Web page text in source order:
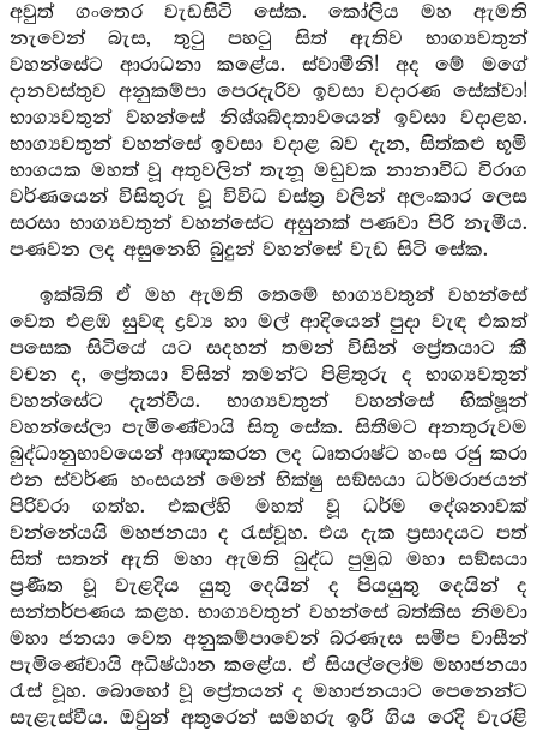
අවුත් ගංතෙර වැඩසිටි සේක. කෝලිය මහ ඇමති
නැවෙන් බැස, තුටු පහටු සිත් ඇතිව භාග්‍යවතුන්
වහන්සේට ආරාධනා කළේය. ස්වාමීනි! අද මේ මගේ
දානවස්තුව අනුකම්පා පෙරදැරිව ඉවසා වදාරණ සේක්වා!
භාග්‍යවතුන් වහන්සේ නිශ්ශබ්දතාවයෙන් ඉවසා වදාළහ.
භාග්‍යවතුන් වහන්සේ ඉවසා වදාළ බව දැන, සිත්කළු භූමි
භාගයක මහත් වූ අතුවලින් තැනූ මඩුවක නානාවිධ විරාග
වර්ණයෙන් විසිතුරු වූ විවිධ වස්ත්‍ර වලින් අලංකාර ලෙස
සරසා භාග්‍යවතුන් වහන්සේට අසුනක් පණවා පිරි නැමීය.
පණවන ලද අසුනෙහි බුදුන් වහන්සේ වැඩ සිටි සේක.
ඉක්බිති ඒ මහ ඇමති තෙමේ භාග්‍යවතුන් වහන්සේ
වෙත එළඹ සුවඳ ද්‍රව්‍ය හා මල් ආදියෙන් පුදා වැඳ එකත්
පසෙක සිටියේ යට සදහන් තමන් විසින් ප්‍රේතයාට කී
වචන ද, ප්‍රේතයා විසින් තමන්ට පිළිතුරු ද භාග්‍යවතුන්
වහන්සේට දැන්වීය. භාග්‍යවතුන් වහන්සේ භික්ෂූන්
වහන්සේලා පැමිණේවායි සිතූ සේක. සිතීමට අනතුරුවම
බුද්ධානුභාවයෙන් ආඥාකරන ලද ධෘතරාෂ්ට හංස රජු කරා
එන ස්වර්ණ හංසයන් මෙන් භික්ෂු සඞ්ඝයා ධර්මරාජයන්
පිරිවරා ගත්හ. එකල්හි මහත් වූ ධර්ම දේශනාවක්
වන්නේයයි මහජනයා ද රැස්වූහ. එය දැක ප්‍රසාදයට පත්
සිත් සතන් ඇති මහා ඇමති බුද්ධ පුමුඛ මහා සඞ්ඝයා
ප්‍රණීත වූ වැළදිය යුතු දෙයින් ද පියයුතු දෙයින් ද
සන්තර්පණය කළහ. භාග්‍යවතුන් වහන්සේ බත්කිස නිමවා
මහා ජනයා වෙත අනුකම්පාවෙන් බරණැස සමීප වාසීන්
පැමිණේවායි අධිෂ්ඨාන කළේය. ඒ සියල්ලෝම මහාජනයා
රැස් වූහ. බොහෝ වූ ප්‍රේතයන් ද මහාජනයාට පෙනෙන්ට
සැළැස්වීය. ඔවුන් අතුරෙන් සමහරු ඉරි ගිය රෙදි වැරළි